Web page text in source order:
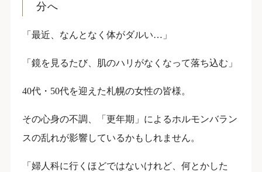
分へ
「最近、なんとなく体がダルい…」
「鏡を見るたび、肌のハリがなくなって落ち込む」
40代・50代を迎えた札幌の女性の皆様。
その心身の不調、「更年期」によるホルモンバラン
スの乱れが影響しているかもしれません。
「婦人科に行くほどではないけれど、何とかした